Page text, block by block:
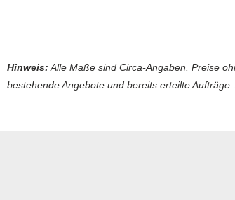
Hinweis: Alle Maße sind Circa-Angaben. Preise
bestehende Angebote und bereits erteilte